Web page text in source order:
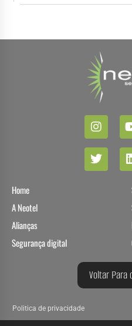
Home
A Neotel
Alianças
Segurança digital
Voltar Para
Politica de privacidade